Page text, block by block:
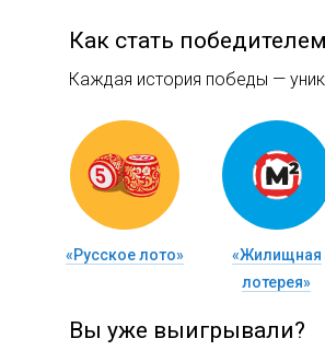
Как стать
Каждая история победы —
«Русское лото»
«Жилищная
лотерея»
Вы уже выигрывали?